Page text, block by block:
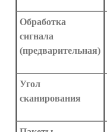
Обработка
сигнала
(предварительная)
Угол
сканирования